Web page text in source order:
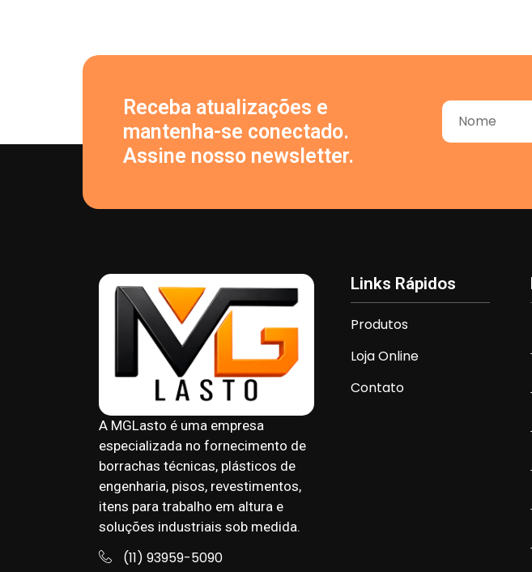
Receba atualizações e
mantenha-se conectado.
Assine nosso newsletter.
A MGLasto é uma empresa
especializada no fornecimento de
borrachas técnicas, plásticos de
engenharia, pisos, revestimentos,
itens para trabalho em altura e
soluções industriais sob medida.
(11) 93959-5090
Links Rápidos
Produtos
Loja Online
Contato